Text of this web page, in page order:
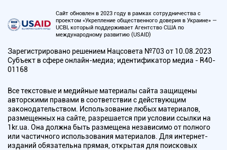
Сайт обновлен в 2023 году в рамках сотрудничества с
проектом «Укрепление общественного доверия в Украине» —
UCBI, который поддерживает Агентство США по
международному развитию (USAID)
Зарегистрировано решением Нацсовета №703 от 10.08.2023
Субъект в сфере онлайн-медиа; идентификатор медиа - R40-
01168
Все текстовые и медийные материалы сайта защищены
авторскими правами в соответствии с действующим
законодательством. Использование любых материалов,
размещенных на сайте, разрешается при условии ссылки на
1kr.ua. Она должна быть размещена независимо от полного
или частичного использования материалов. Для интернет-
изданий обязательна прямая, открытая для поисковых